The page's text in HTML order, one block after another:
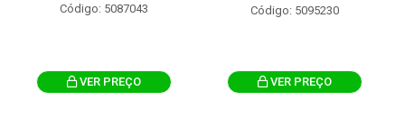
Código: 5087043
VER PREÇO
Código: 5095230
VER PREÇO